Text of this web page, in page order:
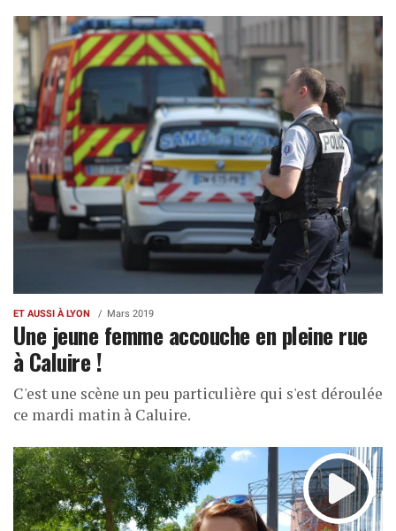
ET AUSSI À LYON Mars 2019
Une jeune femme accouche en pleine rue
à Caluire !
C'est une scène un peu particulière qui s'est déroulée
ce mardi matin à Caluire.